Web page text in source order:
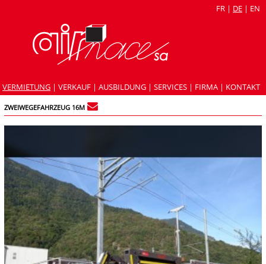
FR | DE | EN
VERMIETUNG | VERKAUF | AUSBILDUNG | SERVICES | FIRMA | KONTAKT
ZWEIWEGEFAHRZEUG 16M